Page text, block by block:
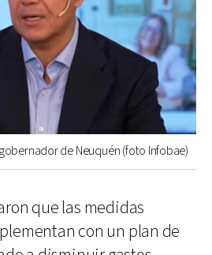
de Neuquén (foto Infobae)
que las medidas
con un plan de